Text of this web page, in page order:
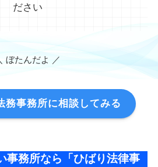
ださい
ぼたんだよ ／
務事務所に相談してみる
事務所なら「ひばり法律事